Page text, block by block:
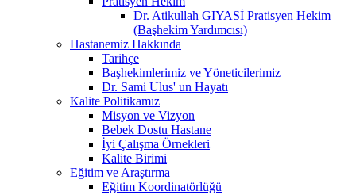
Dr. Atikullah GIYASİ Pratisyen Hekim
(Başhekim Yardımcısı)
Hastanemiz Hakkında
Tarihçe
Başhekimlerimiz ve Yöneticilerimiz
Dr. Sami Ulus' un Hayatı
Kalite Politikamız
Misyon ve Vizyon
Bebek Dostu Hastane
İyi Çalışma Örnekleri
Kalite Birimi
Eğitim ve Araştırma
Eğitim Koordinatörlüğü